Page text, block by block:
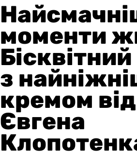
моменти
з
кремом від
Євгена